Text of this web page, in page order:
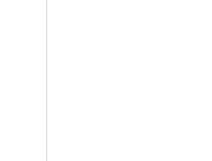
onze klanten bevelen dit product aan